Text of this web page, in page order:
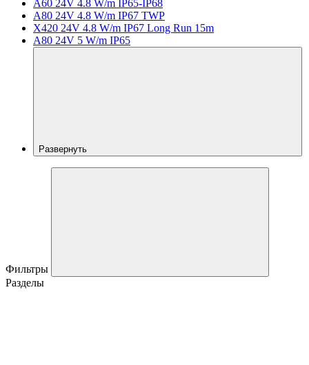
A60 24V 4.8 W/m IP65-IP68
A80 24V 4.8 W/m IP67 TWP
X420 24V 4.8 W/m IP67 Long Run 15m
A80 24V 5 W/m IP65
Развернуть
Фильтры
Разделы